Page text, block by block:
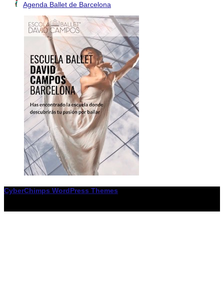
Agenda Ballet de Barcelona
CyberChimps WordPress Themes